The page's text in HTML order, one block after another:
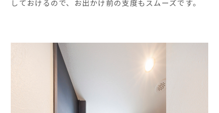
しておけるので、お出かけ前の支度もスムーズです。